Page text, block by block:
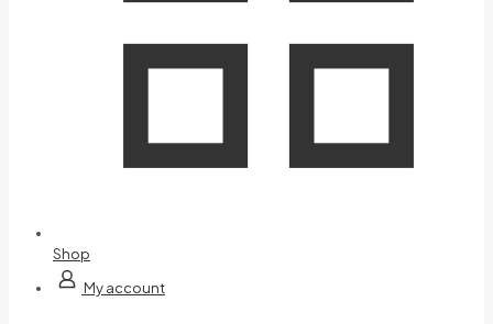
Shop
My account